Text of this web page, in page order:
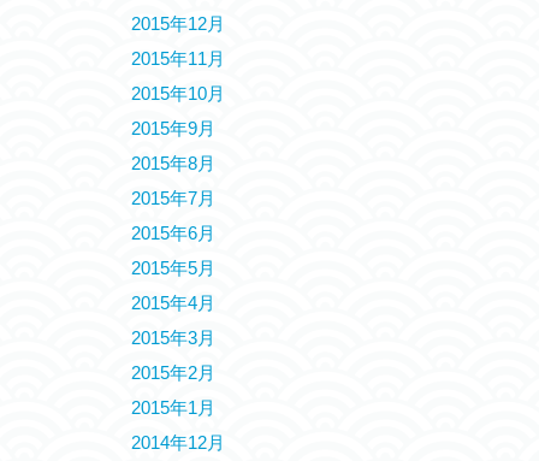
2015年12月
2015年11月
2015年10月
2015年9月
2015年8月
2015年7月
2015年6月
2015年5月
2015年4月
2015年3月
2015年2月
2015年1月
2014年12月